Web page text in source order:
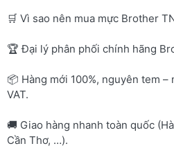
🛒 Vì sao nên mua mực Brother
🏆 Đại lý phân phối chính hãng
📦 Hàng mới 100%, nguyên tem
VAT.
🚚 Giao hàng nhanh toàn quốc
Cần Thơ, …).